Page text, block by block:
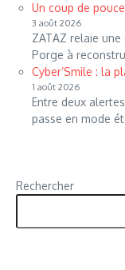
Un coup de
3 août 2026
ZATAZ relaie
Porge à
Cyber’Smile : la
1 août 2026
Entre deux
passe en mode
Rechercher